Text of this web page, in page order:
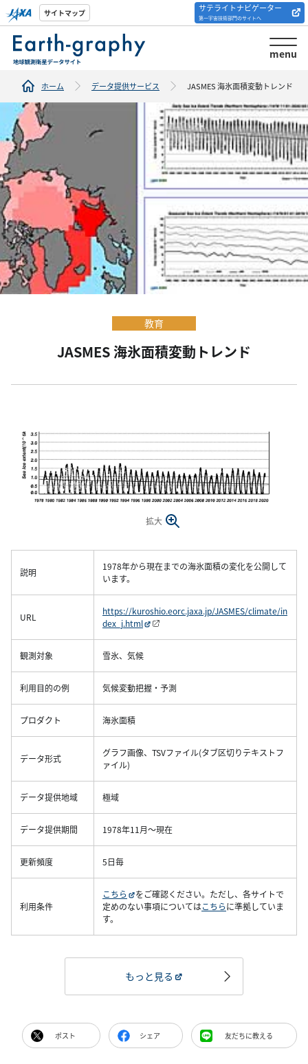
サイトマップ サテライトナビゲーター
第一宇宙技術部門のサイトへ
menu
解析ツール/サイトの
紹介
ホーム データ提供サービス JASMES 海氷面積変動トレンド
教育
JASMES 海氷面積変動トレンド
拡大
説明
1978年から現在までの海氷面積の変化を公開して
います。
URL
https://kuroshio.eorc.jaxa.jp/JASMES/climate/in
dex_j.html
観測対象 雪氷、気候
利用目的の例 気候変動把握・予測
プロダクト 海氷面積
データ形式
グラフ画像、TSVファイル(タブ区切りテキストフ
ァイル)
データ提供地域 極域
データ提供期間 1978年11月～現在
更新頻度 5日毎
利用条件
こちら
をご確認ください。ただし、各サイトで
定めのない事項についてはこちらに準拠していま
す。
もっと見る
ポスト シェア 友だちに教える